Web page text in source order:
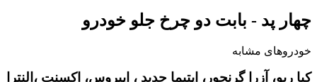
چهار پد - بابت دو چرخ جلو خودرو
خودروهای مشابه
کیا ریو، آزرا گرنجور، اپتیما جدید ، اپیروس، اکسنت ،النترا